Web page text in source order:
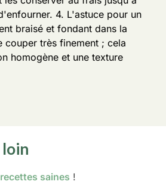
4. L'astuce pour un
braisé et fondant dans la
couper très finement ; cela
homogène et une texture
recettes saines !